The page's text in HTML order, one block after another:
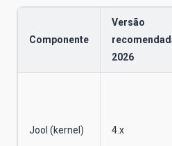
Componente
Versão
2026
Jool (kernel) 4.x